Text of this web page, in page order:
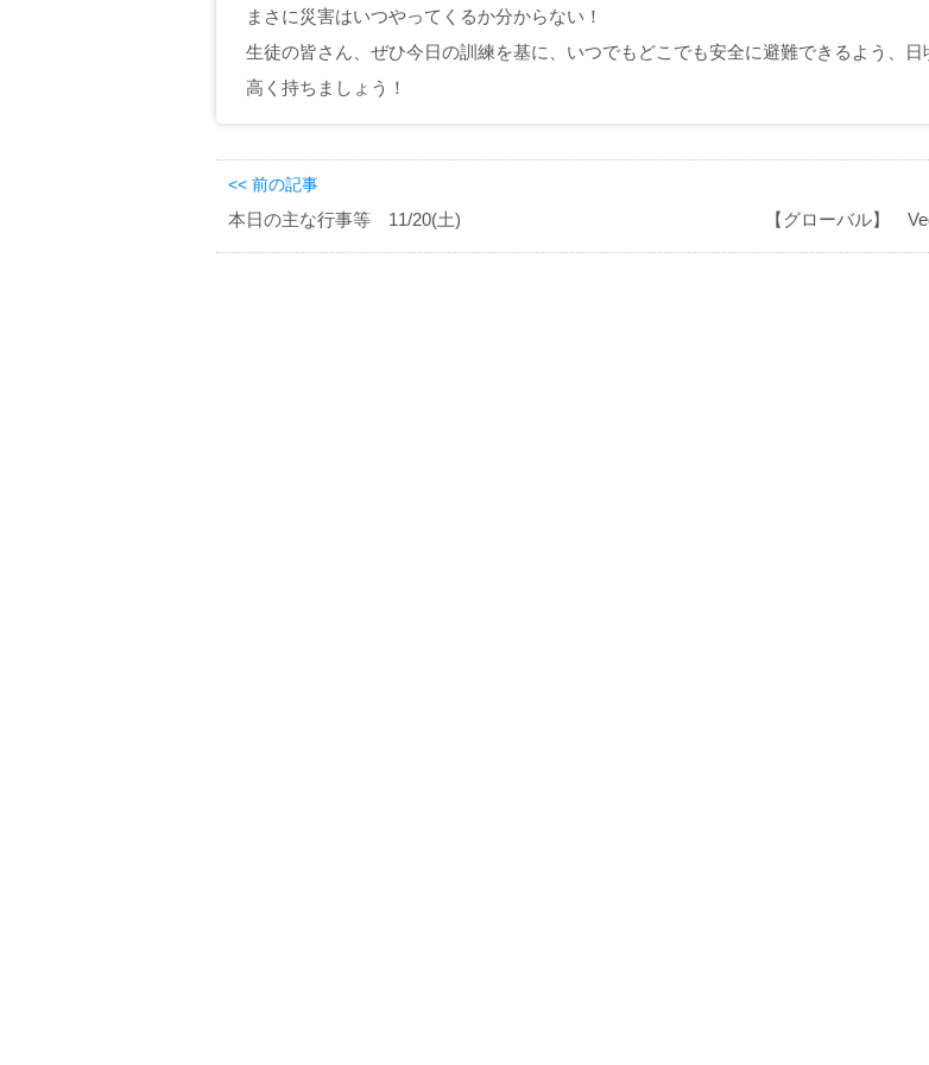
まさに災害はいつやってくるか分からない！
生徒の皆さん、ぜひ今日の訓練を基に、いつでもどこでも安全に避難できるよう、日
高く持ちましょう！
<< 前の記事
本日の主な行事等 11/20(土) 【グローバル】